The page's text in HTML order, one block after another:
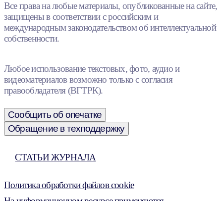
Все права на любые материалы, опубликованные на сайте,
защищены в соответствии с российским и
международным законодательством об интеллектуальной
собственности.
Любое использование текстовых, фото, аудио и
видеоматериалов возможно только с согласия
правообладателя (ВГТРК).
Сообщить об опечатке
Обращение в техподдержку
СТАТЬИ ЖУРНАЛА
Политика обработки файлов cookie